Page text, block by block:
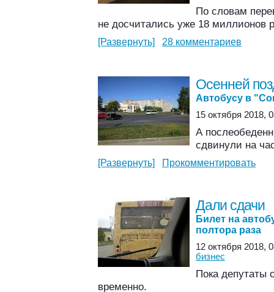
По словам
не досчитались уже 18 миллионов
[Развернуть] 28 комментариев
Осенней
Автобусу в
15 октября 2018,
А
сдвинули на
[Развернуть] Прокомментировать
Дали сдачи
Билет на
полтора раза
12 октября 2018,
бизнес
Пока депутаты
временно.